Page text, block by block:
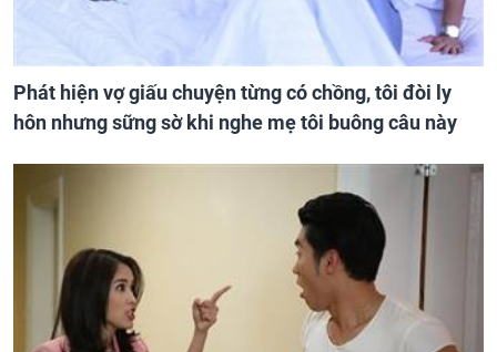
Phát hiện vợ giấu chuyện từng có chồng, tôi đòi ly
hôn nhưng sững sờ khi nghe mẹ tôi buông câu này